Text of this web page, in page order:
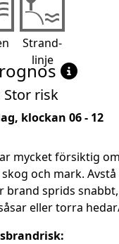
Strand-
linje
Stor risk
klockan 06 - 12
mycket försiktig
och mark.
brand sprids
eller torra